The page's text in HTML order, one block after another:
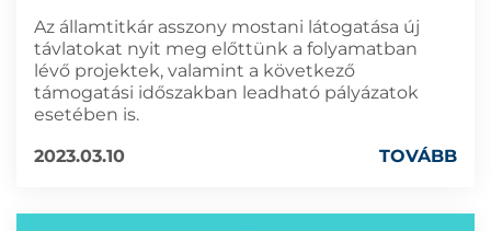
Az államtitkár asszony mostani látogatása új
távlatokat nyit meg előttünk a folyamatban
lévő projektek, valamint a következő
támogatási időszakban leadható pályázatok
esetében is.
2023.03.10
TOVÁBB